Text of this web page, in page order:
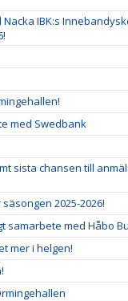
IBK:s
med Swedbank
sista chansen till
2025-2026!
samarbete med Håbo
mer i helgen!